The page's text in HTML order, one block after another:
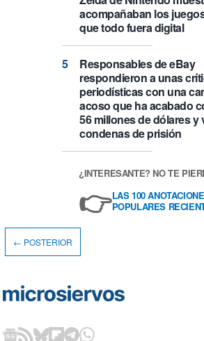
acompañaban los
que todo fuera digital
Responsables de eBay
respondieron a unas
periodísticas con una
acoso que ha acabado
56 millones de dólares y
condenas de prisión
¿INTERESANTE? NO TE
👉LAS 100
POPULARES
← POSTERIOR